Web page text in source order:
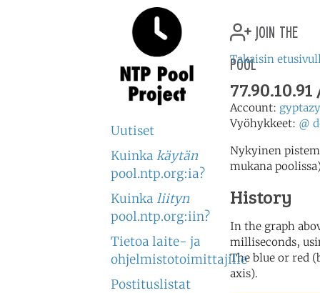
Uutiset
Kuinka käytän
pool.ntp.org:ia?
Kuinka liityn
pool.ntp.org:iin?
Tietoa laite- ja
ohjelmistotoimittajille
Postituslistat
join the
pool
Takaisin
Account: gyptazy
Vyöhykkeet: @
Nykyinen
mukana
History
In the graph
milliseconds,
The blue or red
axis).